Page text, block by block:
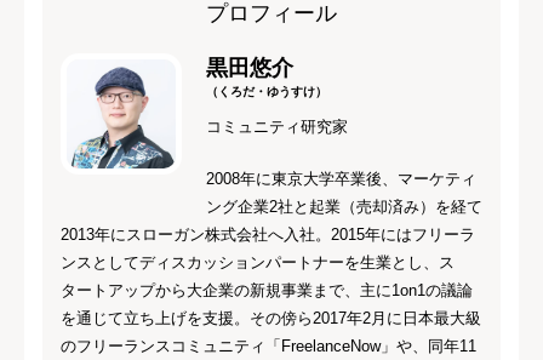
プロフィール
黒田悠介
（くろだ・ゆうすけ）
コミュニティ研究家
2008年に東京大学卒業後、マーケティ
ング企業2社と起業（売却済み）を経て
2013年にスローガン株式会社へ入社。2015年にはフリーラ
ンスとしてディスカッションパートナーを生業とし、ス
タートアップから大企業の新規事業まで、主に1on1の議論
を通じて立ち上げを支援。その傍ら2017年2月に日本最大級
のフリーランスコミュニティ「FreelanceNow」や、同年11